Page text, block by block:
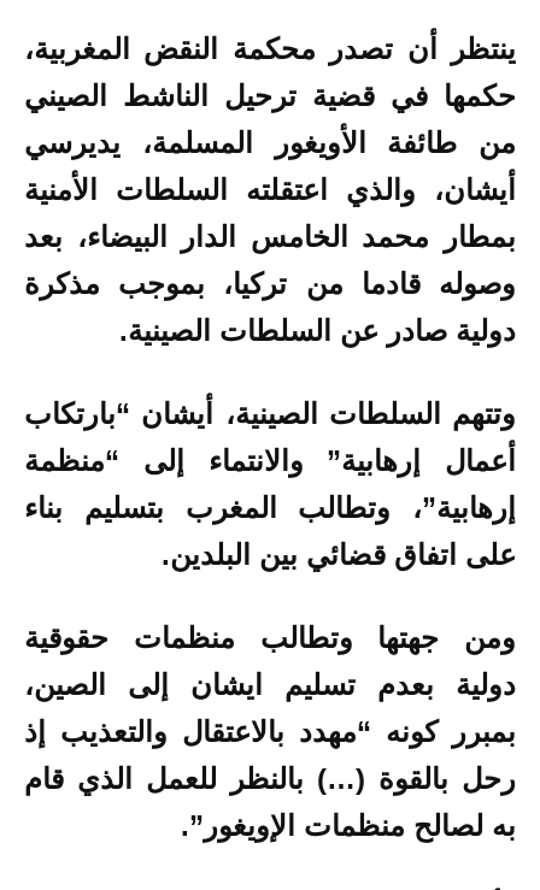
ينتظر أن تصدر محكمة النقض المغربية،
حكمها في قضية ترحيل الناشط الصيني
من طائفة الأويغور المسلمة، يديرسي
أيشان، والذي اعتقلته السلطات الأمنية
بمطار محمد الخامس الدار البيضاء، بعد
وصوله قادما من تركيا، بموجب مذكرة
دولية صادر عن السلطات الصينية.
وتتهم السلطات الصينية، أيشان “بارتكاب
أعمال إرهابية” والانتماء إلى “منظمة
إرهابية”، وتطالب المغرب بتسليم بناء
على اتفاق قضائي بين البلدين.
ومن جهتها وتطالب منظمات حقوقية
دولية بعدم تسليم ايشان إلى الصين،
بمبرر كونه “مهدد بالاعتقال والتعذيب إذ
رحل بالقوة (…) بالنظر للعمل الذي قام
به لصالح منظمات الإويغور”.